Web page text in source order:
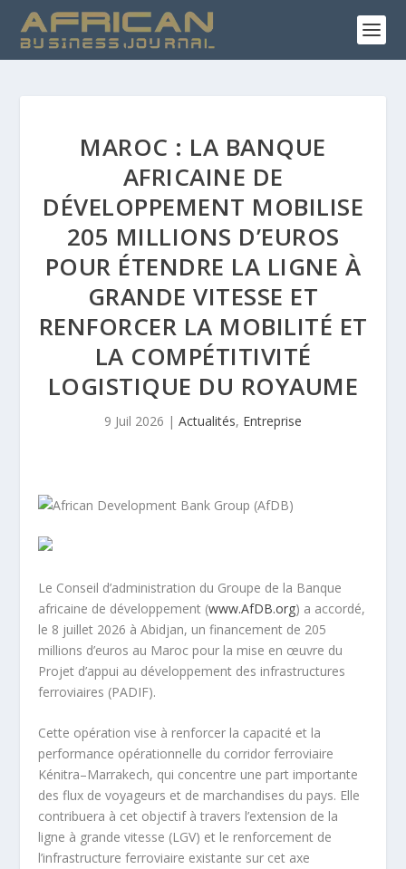
MAROC : LA BANQUE
AFRICAINE DE
DÉVELOPPEMENT MOBILISE
205 MILLIONS D’EUROS
POUR ÉTENDRE LA LIGNE À
GRANDE VITESSE ET
RENFORCER LA MOBILITÉ ET
LA COMPÉTITIVITÉ
LOGISTIQUE DU ROYAUME
9 Juil 2026 | Actualités, Entreprise
Le Conseil d’administration du Groupe de la Banque
africaine de développement (www.AfDB.org) a accordé,
le 8 juillet 2026 à Abidjan, un financement de 205
millions d’euros au Maroc pour la mise en œuvre du
Projet d’appui au développement des infrastructures
ferroviaires (PADIF).
Cette opération vise à renforcer la capacité et la
performance opérationnelle du corridor ferroviaire
Kénitra–Marrakech, qui concentre une part importante
des flux de voyageurs et de marchandises du pays. Elle
contribuera à cet objectif à travers l’extension de la
ligne à grande vitesse (LGV) et le renforcement de
l’infrastructure ferroviaire existante sur cet axe